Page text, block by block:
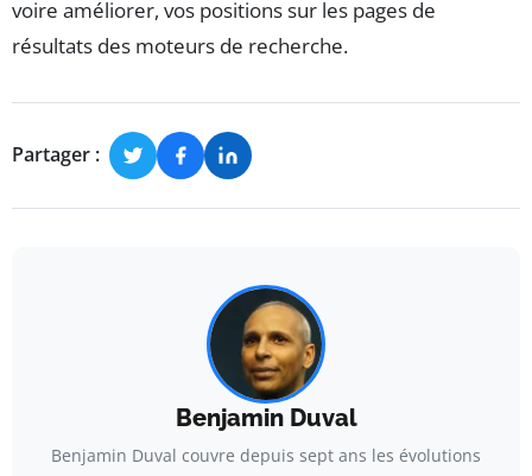
voire améliorer, vos positions sur les pages de
résultats des moteurs de recherche.
Partager :
Benjamin Duval
Benjamin Duval couvre depuis sept ans les évolutions